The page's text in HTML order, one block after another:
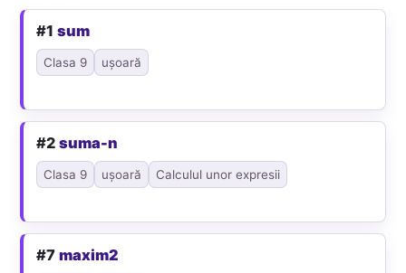
#1sum
Clasa 9 ușoară
#2suma-n
Clasa 9 ușoară Calculul unor expresii
#7maxim2